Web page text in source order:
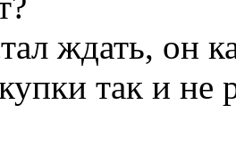
ждать, он
так и не